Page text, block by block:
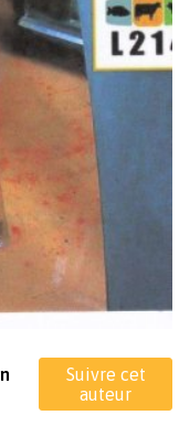
Suivre cet
auteur